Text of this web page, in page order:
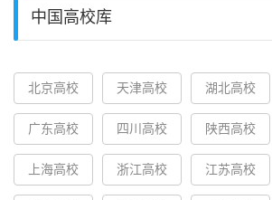
中国高校库
北京高校 天津高校 湖北高校
广东高校 四川高校 陕西高校
上海高校 浙江高校 江苏高校